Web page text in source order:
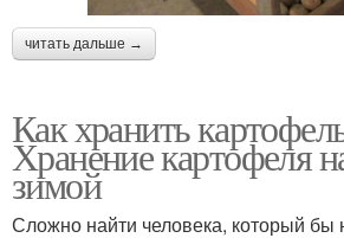
читать дальше →
Как хранить
Хранение картофеля
зимой
Сложно найти человека, который бы